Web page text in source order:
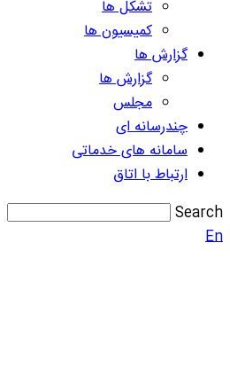
تشکل ها
کمیسیون ها
گزارش ها
گزارش ها
مجلس
چندرسانه ای
سامانه های خدماتی
ارتباط با اتاق
Search
En